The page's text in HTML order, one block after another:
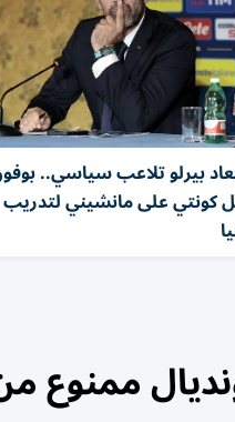
بيرلو تلاعب سياسي..
كونتي على مانشيني لتدريب
ممنوع